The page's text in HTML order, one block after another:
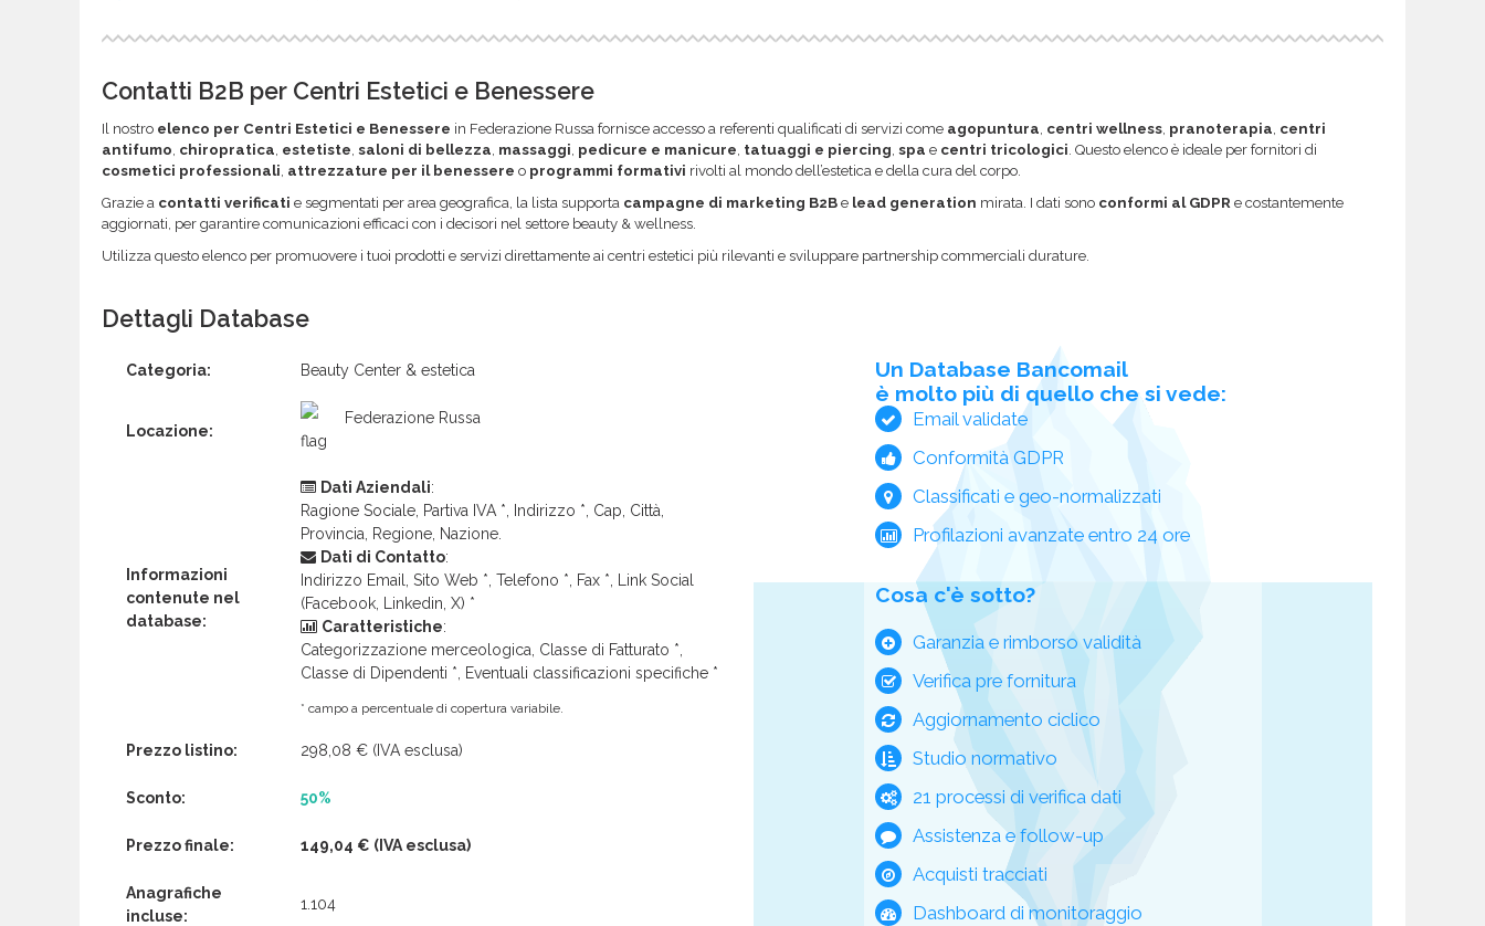
Contatti B2B per Centri Estetici e Benessere
Il nostro elenco per Centri Estetici e Benessere in Federazione Russa fornisce accesso a referenti qualificati di servizi come agopuntura centri wellness pranoterapia centri
antifumo chiropratica estetiste saloni di bellezza massaggi pedicure e manicure tatuaggi e piercing spa e centri tricologici . Questo elenco è ideale per fornitori di
cosmetici professionali attrezzature per il benessere o programmi formativi rivolti al mondo dell’estetica e della cura del corpo.
Grazie a contatti verificati e segmentati per area geografica, la lista supporta campagne di marketing B2B e lead generation mirata. I dati sono conformi al GDPR e costantemente
aggiornati, per garantire comunicazioni efficaci con i decisori nel settore beauty & wellness.
Utilizza questo elenco per promuovere i tuoi prodotti e servizi direttamente ai centri estetici più rilevanti e sviluppare partnership commerciali durature.
Dettagli Database
Categoria: Beauty Center & estetica
Locazione:
Federazione Russa
Informazioni
contenute nel
database:
Dati Aziendali:
Ragione Sociale, Partiva IVA *, Indirizzo *, Cap, Città,
Provincia, Regione, Nazione.
Dati di Contatto:
Indirizzo Email, Sito Web *, Telefono *, Fax *, Link Social
(Facebook, Linkedin, X) *
Caratteristiche:
Categorizzazione merceologica, Classe di Fatturato *,
Classe di Dipendenti *, Eventuali classificazioni specifiche *
* campo a percentuale di copertura variabile.
Prezzo listino: 298,08 € (IVA esclusa)
Sconto: 50%
Prezzo finale: 149,04 € (IVA esclusa)
Anagrafiche
incluse:
1.104
Un Database Bancomail
è molto più di quello che si vede:
Email validate
Conformità GDPR
Classificati e geo-normalizzati
Profilazioni avanzate entro 24 ore
Cosa c'è sotto?
Garanzia e rimborso validità
Verifica pre fornitura
Aggiornamento ciclico
Studio normativo
21 processi di verifica dati
Assistenza e follow-up
Acquisti tracciati
Dashboard di monitoraggio